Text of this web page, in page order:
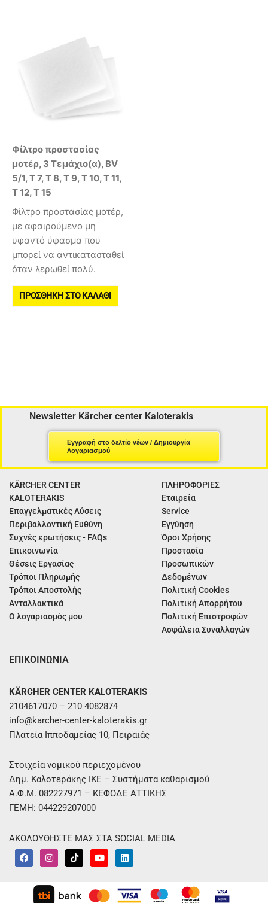
Φίλτρο προστασίας
μοτέρ, 3 Τεμάχιο(α), BV
5/1, T 7, T 8, T 9, T 10, T 11,
T 12, T 15
Φίλτρο προστασίας μοτέρ,
με αφαιρούμενο μη
υφαντό ύφασμα που
μπορεί να αντικατασταθεί
όταν λερωθεί πολύ.
ΠΡΟΣΘΉΚΗ ΣΤΟ ΚΑΛΆΘΙ
Newsletter Kärcher center Kaloterakis
Εγγραφή στο δελτίο νέων / Δημιουργία
Λογαριασμού
KÄRCHER CENTER
KALOTERAKIS
Επαγγελματικές Λύσεις
Περιβαλλοντική Ευθύνη
Συχνές ερωτήσεις - FAQs
Επικοινωνία
Θέσεις Εργασίας
Τρόποι Πληρωμής
Τρόποι Αποστολής
Ανταλλακτικά
Ο λογαριασμός μου
ΠΛΗΡΟΦΟΡΙΕΣ
Εταιρεία
Service
Εγγύηση
Όροι Χρήσης
Προστασία
Προσωπικών
Δεδομένων
Πολιτική Cookies
Πολιτική Απορρήτου
Πολιτική Επιστροφών
Ασφάλεια Συναλλαγών
ΕΠΙΚΟΙΝΩΝΙΑ
KÄRCHER CENTER KALOTERAKIS
2104617070 – 210 4082874
info@karcher-center-kaloterakis.gr
Πλατεία Ιπποδαμείας 10, Πειραιάς
Στοιχεία νομικού περιεχομένου
Δημ. Καλοτεράκης ΙΚΕ – Συστήματα καθαρισμού
Α.Φ.Μ. 082227971 – ΚΕΦΟΔΕ ΑΤΤΙΚΗΣ
ΓΕΜΗ: 044229207000
ΑΚΟΛΟΥΘΗΣΤΕ ΜΑΣ ΣΤΑ SOCIAL MEDIA
F
a
c
I
n
s
a
g
T
i
k
k
Y
o
u
u
b
L
i
n
e
d